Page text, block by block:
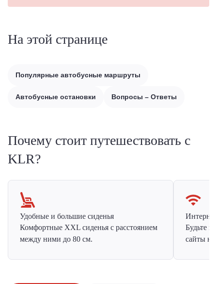
На этой странице
Популярные автобусные маршруты
Автобусные остановки Вопросы – Ответы
Почему стоит путешествовать с
KLR?
Удобные и большие сиденья
Комфортные XXL сиденья с расстоянием
между ними до 80 см.
Будьте
сайты на